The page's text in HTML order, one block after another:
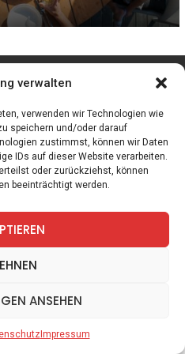
verwalten
verwenden wir Technologien wie
speichern und/oder darauf
zustimmst, können wir Daten
IDs auf dieser Website verarbeiten.
oder zurückziehst, können
beeinträchtigt werden.
ANSEHEN
Impressum
instagram
Datenschutz Impressum